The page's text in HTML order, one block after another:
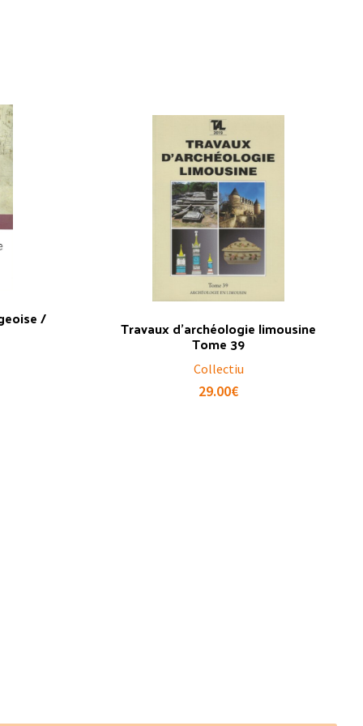
/ Travaux d’archéologie limousine
Tome 39
Collectiu
29.00€